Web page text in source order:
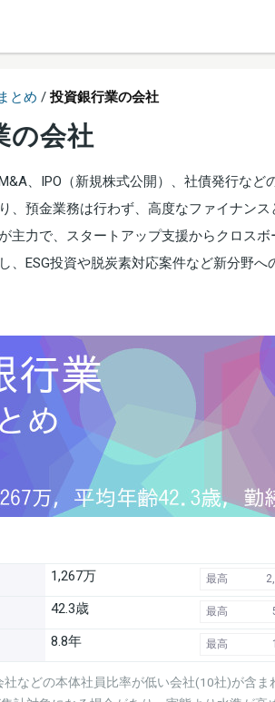
とめ / 投資銀行業の会社
の会社
、IPO（新規株式公開）、社債発行な
、預金業務は行わず、高度なファイナン
主力で、スタートアップ支援からクロス
、ESG投資や脱炭素対応案件など新分野へ
1,267万 最高
42.3歳 最高
8.8年 最高
などの本体社員比率が低い会社(10社)が含